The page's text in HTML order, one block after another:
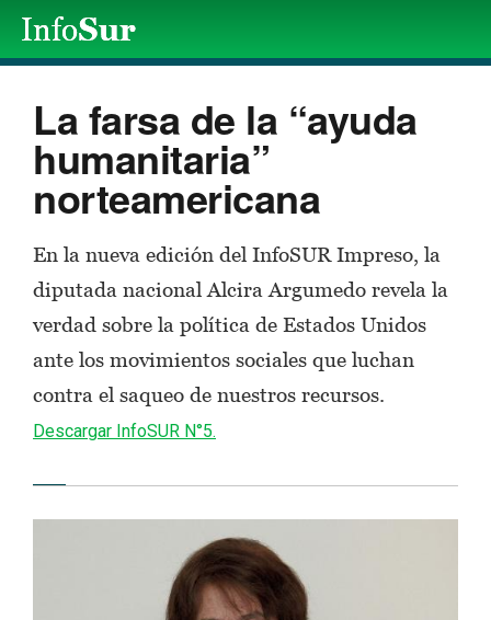
La farsa de la “ayuda
humanitaria”
norteamericana
En la nueva edición del InfoSUR Impreso, la
diputada nacional Alcira Argumedo revela la
verdad sobre la política de Estados Unidos
ante los movimientos sociales que luchan
contra el saqueo de nuestros recursos.
Descargar InfoSUR N°5.